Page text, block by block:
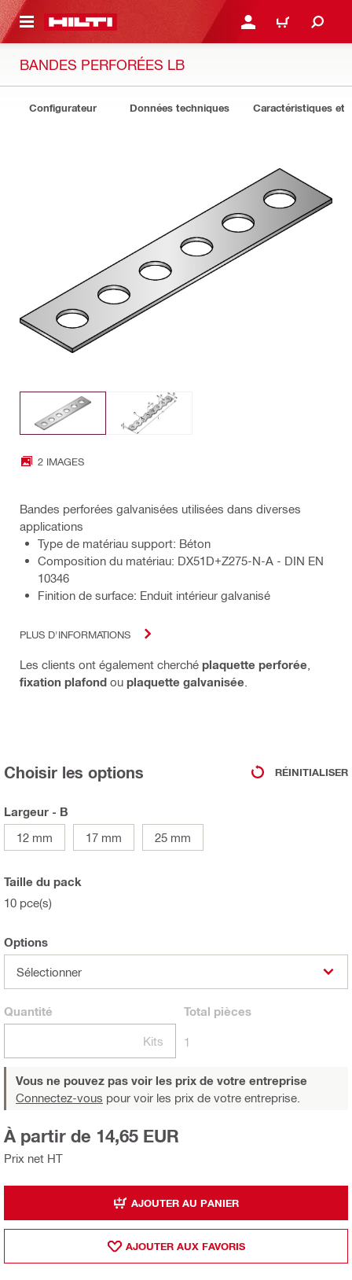
CONTENT CONNEXION OU
PANIER
BANDES PERFORÉES LB
Configurateur Données techniques Caractéristiques et
2 IMAGES
Bandes perforées galvanisées utilisées dans diverses
applications
Type de matériau support: Béton
Composition du matériau: DX51D+Z275-N-A - DIN EN
10346
Finition de surface: Enduit intérieur galvanisé
PLUS D'INFORMATIONS
Les clients ont également cherché plaquette perforée
fixation plafond ou plaquette galvanisée
Choisir les options RÉINITIALISER
Largeur - B
12 mm
17 mm 25 mm
Taille du pack
10 pce(s)
Options
Sélectionner
Quantité
Kits
Total pièces
1
Vous ne pouvez pas voir les prix de votre entreprise
Connectez-vous pour voir les prix de votre entreprise.
Prix net HT
À partir de 14,65 EUR
AJOUTER AU PANIER
AJOUTER AUX FAVORIS